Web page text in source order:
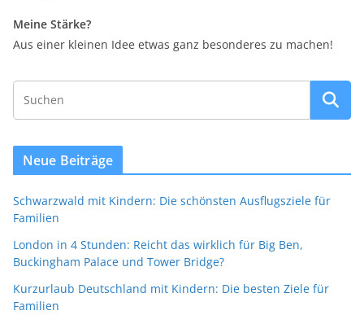
Meine Stärke?
Aus einer kleinen Idee etwas ganz besonderes zu machen!
Neue Beiträge
Schwarzwald mit Kindern: Die schönsten Ausflugsziele für
Familien
London in 4 Stunden: Reicht das wirklich für Big Ben,
Buckingham Palace und Tower Bridge?
Kurzurlaub Deutschland mit Kindern: Die besten Ziele für
Familien